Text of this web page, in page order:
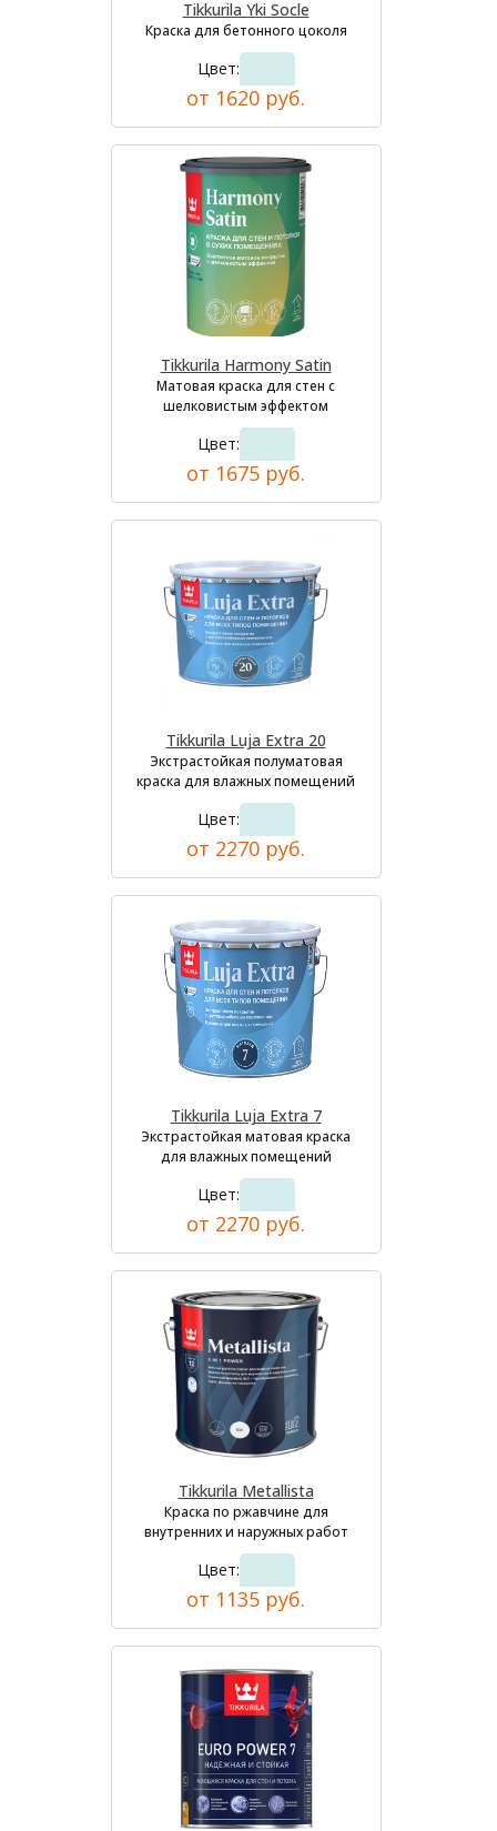
Tikkurila Yki Socle
Краска для бетонного цоколя
Цвет:
от 1620 руб.
Tikkurila Harmony Satin
Матовая краска для стен с
шелковистым эффектом
Цвет:
от 1675 руб.
Tikkurila Luja Extra 20
Экстрастойкая полуматовая
краска для влажных помещений
Цвет:
от 2270 руб.
Tikkurila Luja Extra 7
Экстрастойкая матовая краска
для влажных помещений
Цвет:
от 2270 руб.
Tikkurila Metallista
Краска по ржавчине для
внутренних и наружных работ
Цвет:
от 1135 руб.